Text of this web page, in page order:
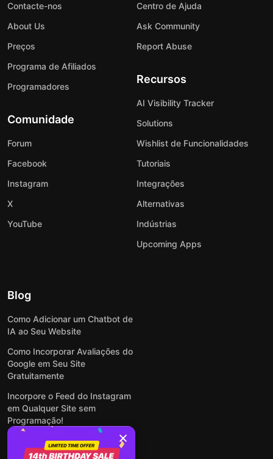
Contacte-nos
About Us
Preços
Programa de Afiliados
Programadores
Comunidade
Forum
Facebook
Instagram
X
YouTube
Centro de Ajuda
Ask Community
Report Abuse
Recursos
AI Visibility Tracker
Solutions
Wishlist de Funcionalidades
Tutoriais
Integrações
Alternativas
Indústrias
Upcoming Apps
Blog
Como Adicionar um Chatbot de
IA ao Seu Website
Como Incorporar Avaliações do
Google em Seu Site
Gratuitamente
Incorpore o Feed do Instagram
em Qualquer Site sem
Programação!
Como Incorporar Formulários
em Qualquer Site Online e